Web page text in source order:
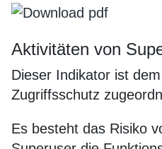
Aktivitäten von
Dieser Indikator ist
Zugriffsschutz
Es besteht das Risiko